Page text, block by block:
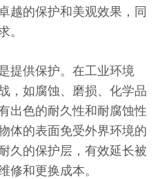
越的保护和美观效果，同
。
提供保护。在工业环境
，如腐蚀、磨损、化学品
出色的耐久性和耐腐蚀性
体的表面免受外界环境的
久的保护层，有效延长被
修和更换成本。